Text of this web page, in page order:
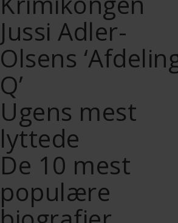
Jussi Adler-
Olsens
Q’
Ugens mest
lyttede
De 10 mest
populære